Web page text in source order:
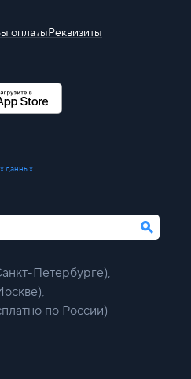
оплатыРеквизиты
данных
Петербурге),
по России)